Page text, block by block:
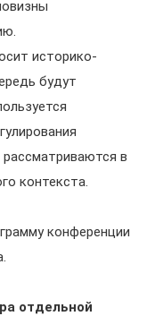
историко-
будут
в
контекста.
конференции
отдельной